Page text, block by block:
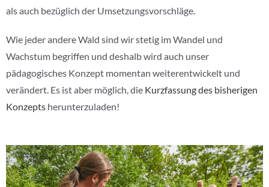
als auch bezüglich der Umsetzungsvorschläge.
Wie jeder andere Wald sind wir stetig im Wandel und
Wachstum begriffen und deshalb wird auch unser
pädagogisches Konzept momentan weiterentwickelt und
verändert. Es ist aber möglich, die Kurzfassung des bisherigen
Konzepts herunterzuladen!